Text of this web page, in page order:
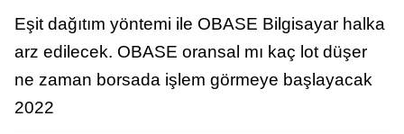
Eşit dağıtım yöntemi ile OBASE Bilgisayar halka
arz edilecek. OBASE oransal mı kaç lot düşer
ne zaman borsada işlem görmeye başlayacak
2022